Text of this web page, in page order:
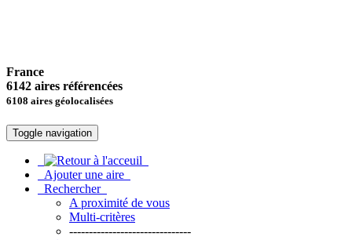
France
6142 aires référencées
6108 aires géolocalisées
Toggle navigation
Ajouter une aire
Rechercher
A proximité de vous
Multi-critères
-------------------------------